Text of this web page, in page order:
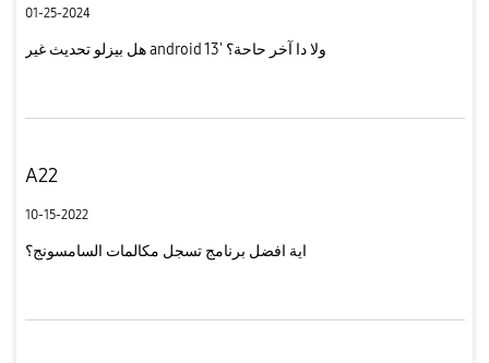
01-25-2024
هل بيزلو تحديث غير android 13' ولا دا آخر حاحة؟
A22
10-15-2022
اية افضل برنامج تسجل مكالمات السامسونج؟